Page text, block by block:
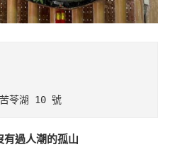
苦苓湖 10 號
過人潮的孤山